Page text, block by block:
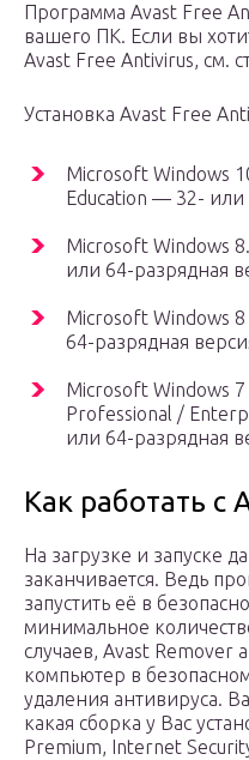
Программа Avast Free
вашего ПК. Если вы
Avast Free Antivirus, см.
Установка Avast Free
Microsoft Windows
Education — 32- или
Microsoft Windows
или 64-разрядная
Microsoft Windows
64-разрядная
Microsoft Windows
Professional /
или 64-разрядная
Как работать с
На загрузке и запуске
заканчивается. Ведь
запустить её в
минимальное
случаев, Avast Remover
компьютер в
удаления антивируса.
какая сборка у Вас
Premium, Internet